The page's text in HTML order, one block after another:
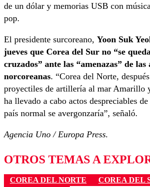
de un dólar y memorias USB con
pop.
El presidente surcoreano, Yoon Suk
jueves que Corea del Sur no “se
cruzados” ante las “amenazas” de
norcoreanas. “Corea del Norte,
proyectiles de artillería al mar Amarillo
ha llevado a cabo actos despreciables
país normal se avergonzaría”, señaló.
Agencia Uno / Europa Press.
OTROS TEMAS A
COREA DEL NORTE
COREA DEL